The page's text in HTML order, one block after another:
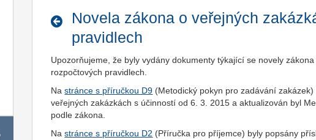
Novela zákona o veřejných
pravidlech
Upozorňujeme, že byly vydány dokumenty týkající se novely
rozpočtových pravidlech.
Nastránce s příručkou D9 (Metodický pokyn pro zadávání
veřejných zakázkách s účinností od 6. 3. 2015 a aktualizován byl
podle zákona.
Nastránce s příručkou D2 (Příručka pro příjemce) byly popsány